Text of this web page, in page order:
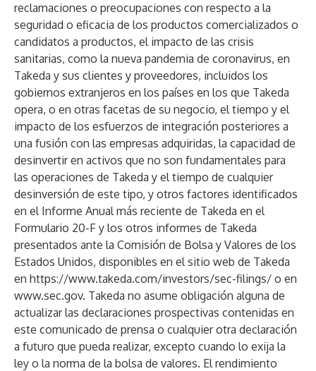
reclamaciones o preocupaciones con respecto a la
seguridad o eficacia de los productos comercializados o
candidatos a productos, el impacto de las crisis
sanitarias, como la nueva pandemia de coronavirus, en
Takeda y sus clientes y proveedores, incluidos los
gobiernos extranjeros en los países en los que Takeda
opera, o en otras facetas de su negocio, el tiempo y el
impacto de los esfuerzos de integración posteriores a
una fusión con las empresas adquiridas, la capacidad de
desinvertir en activos que no son fundamentales para
las operaciones de Takeda y el tiempo de cualquier
desinversión de este tipo, y otros factores identificados
en el Informe Anual más reciente de Takeda en el
Formulario 20-F y los otros informes de Takeda
presentados ante la Comisión de Bolsa y Valores de los
Estados Unidos, disponibles en el sitio web de Takeda
en https://www.takeda.com/investors/sec-filings/ o en
www.sec.gov. Takeda no asume obligación alguna de
actualizar las declaraciones prospectivas contenidas en
este comunicado de prensa o cualquier otra declaración
a futuro que pueda realizar, excepto cuando lo exija la
ley o la norma de la bolsa de valores. El rendimiento